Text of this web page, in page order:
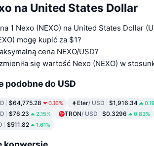
na United States Dollar
1 Nexo (NEXO) na United States Dollar
mogę kupić za $1?
cena NEXO/USD?
się wartość Nexo (NEXO) w
podobne do USD
$64,775.28 0.16% Eter/ USD $1,916.34
$76.23 2.15% TRON/ USD $0.3296 0.83%
$511.82 1.61%